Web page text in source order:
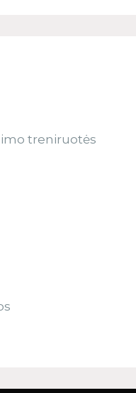
treniruotės